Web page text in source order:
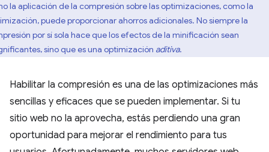
la aplicación de la compresión sobre las optimizaciones, como la
puede proporcionar ahorros adicionales. No siempre la
por sí sola hace que los efectos de la minificación sean
sino que es una optimización aditiva.
Habilitar la compresión es una de las optimizaciones más
sencillas y eficaces que se pueden implementar. Si tu
sitio web no la aprovecha, estás perdiendo una gran
oportunidad para mejorar el rendimiento para tus